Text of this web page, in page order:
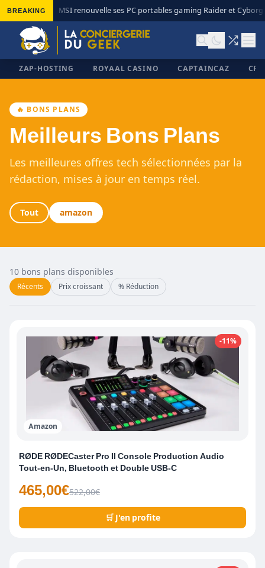
BREAKING MSI renouvelle ses PC portables gaming Raider et Cyborg
ZAP-HOSTING ROYAAL CASINO CAPTAINCAZ
✕
🔥 BONS PLANS
Meilleurs Bons Plans
Les meilleures offres tech sélectionnées par la
rédaction, mises à jour en temps réel.
Tout amazon
10 bons plans disponibles
Récents Prix croissant % Réduction
-11%
Amazon
RØDE RØDECaster Pro II Console Production Audio
Tout-en-Un, Bluetooth et Double USB-C
465,00€522,00€
🛒 J'en profite